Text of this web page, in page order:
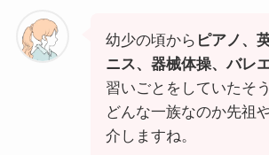
幼少の頃から ピアノ、
ニス、器械体操、バレ
習いごとをしていたそう
どんな一族なのか先祖
介しますね。